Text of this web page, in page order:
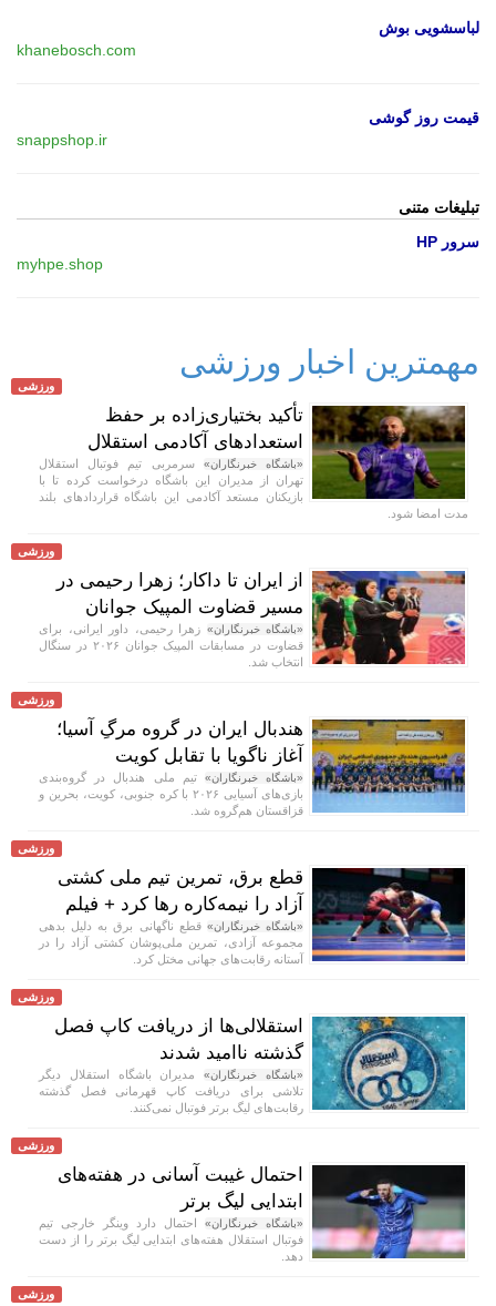
لباسشویی بوش
khanebosch.com
قیمت روز گوشی
snappshop.ir
تبلیغات متنی
سرور HP
myhpe.shop
مهمترین اخبار ورزشی
ورزشی
تأکید بختیاری‌زاده بر حفظ
استعداد‌های آکادمی استقلال
«باشگاه خبرنگاران» سرمربی تیم فوتبال استقلال
تهران از مدیران این باشگاه درخواست کرده تا با
بازیکنان مستعد آکادمی این باشگاه قرارداد‌های بلند
مدت امضا شود.
ورزشی
از ایران تا داکار؛ زهرا رحیمی در
مسیر قضاوت المپیک جوانان
«باشگاه خبرنگاران» زهرا رحیمی، داور ایرانی، برای
قضاوت در مسابقات المپیک جوانان ۲۰۲۶ در سنگال
انتخاب شد.
ورزشی
هندبال ایران در گروه مرگِ آسیا؛
آغاز ناگویا با تقابل کویت
«باشگاه خبرنگاران» تیم ملی هندبال در گروه‌بندی
بازی‌های آسیایی ۲۰۲۶ با کره جنوبی، کویت، بحرین و
قزاقستان هم‌گروه شد.
ورزشی
قطع برق، تمرین تیم ملی کشتی
آزاد را نیمه‌کاره رها کرد + فیلم
«باشگاه خبرنگاران» قطع ناگهانی برق به دلیل بدهی
مجموعه آزادی، تمرین ملی‌پوشان کشتی آزاد را در
آستانه رقابت‌های جهانی مختل کرد.
ورزشی
استقلالی‌ها از دریافت کاپ فصل
گذشته ناامید شدند
«باشگاه خبرنگاران»مدیران باشگاه استقلال دیگر
تلاشی برای دریافت کاپ قهرمانی فصل گذشته
رقابت‌های لیگ برتر فوتبال نمی‌کنند.
ورزشی
احتمال غیبت آسانی در هفته‌های
ابتدایی لیگ برتر
«باشگاه خبرنگاران» احتمال دارد وینگر خارجی تیم
فوتبال استقلال هفته‌های ابتدایی لیگ برتر را از دست
دهد.
ورزشی